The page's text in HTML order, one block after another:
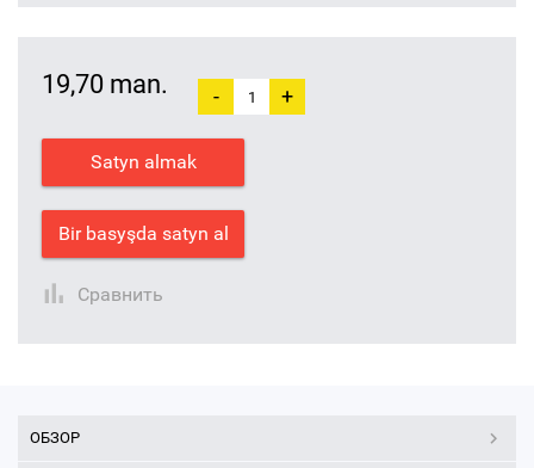
19,70 man. - +
Satyn almak
Bir basyşda satyn al
Сравнить
ОБЗОР